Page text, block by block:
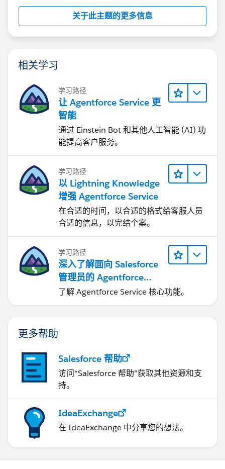
关于此主题的更多信息
相关学习
学习路径
让 Agentforce Service 更
智能
通过 Einstein Bot 和其他人工智能 (AI) 功
能提高客户服务。
学习路径
以 Lightning Knowledge
增强 Agentforce Service
在合适的时间，以合适的格式给客服人员
合适的信息，以完结个案。
学习路径
深入了解面向 Salesforce
管理员的 Agentforce
Service
了解 Agentforce Service 核心功能。
更多帮助
Salesforce 帮助
访问“Salesforce 帮助”获取其他资源和支
持。
IdeaExchange
在 IdeaExchange 中分享您的想法。